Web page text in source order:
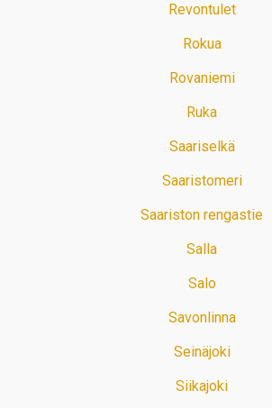
Revontulet
Rokua
Rovaniemi
Ruka
Saariselkä
Saaristomeri
Saariston rengastie
Salla
Salo
Savonlinna
Seinäjoki
Siikajoki